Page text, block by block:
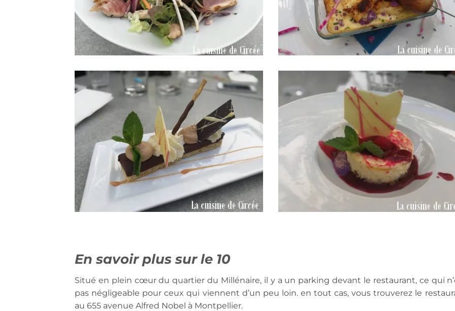
En savoir plus sur le 10
Situé en plein cœur du quartier du Millénaire, il y a un parking devant le restaurant, ce qui
pas négligeable pour ceux qui viennent d’un peu loin. en tout cas, vous trouverez le
au 655 avenue Alfred Nobel à Montpellier.